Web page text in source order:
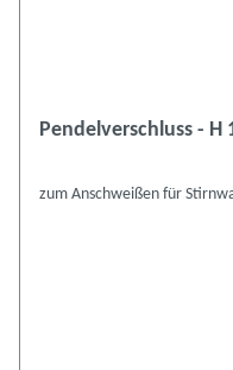
Pendelverschluss - H
zum Anschweißen für